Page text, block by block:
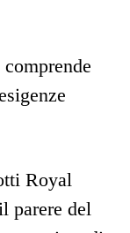
Royal
parere del